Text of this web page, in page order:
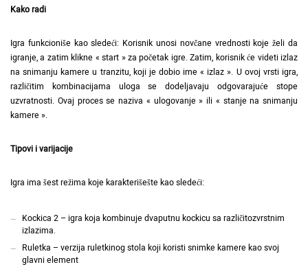
Kako radi
Igra funkcioniše kao sledeći: Korisnik unosi novčane vrednosti koje želi da
igranje, a zatim klikne « start » za početak igre. Zatim, korisnik će videti izlaz
na snimanju kamere u tranzitu, koji je dobio ime « izlaz ». U ovoj vrsti igra,
različitim kombinacijama uloga se dodeljavaju odgovarajuće stope
uzvratnosti. Ovaj proces se naziva « ulogovanje » ili « stanje na snimanju
kamere ».
Tipovi i varijacije
Igra ima šest režima koje karakterišešte kao sledeći:
Kockica 2 – igra koja kombinuje dvaputnu kockicu sa različitozvrstnim
izlazima.
Ruletka – verzija ruletkinog stola koji koristi snimke kamere kao svoj
glavni element